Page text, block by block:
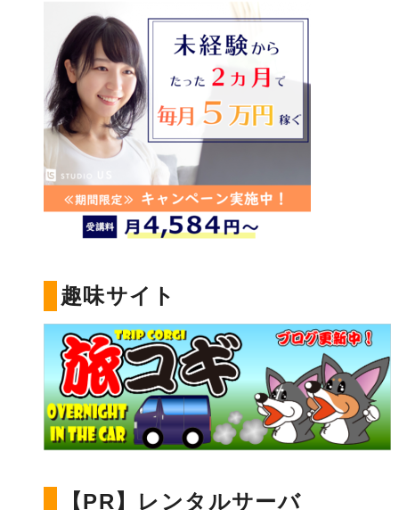
趣味サイト
【PR】レンタルサーバ